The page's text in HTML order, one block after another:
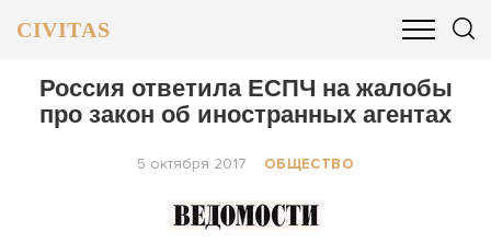
CIVITAS
ОБЩЕСТВО БИЗНЕС И ФИНАНСЫ
Россия ответила ЕСПЧ на жалобы
про закон об иностранных агентах
5 октября 2017 ОБЩЕСТВО